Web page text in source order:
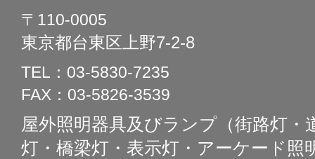
〒110-0005
東京都台東区上野7-2-8
TEL：03-5830-7235
FAX：03-5826-3539
屋外照明器具及びランプ（街路灯・
灯・橋梁灯・表示灯・アーケード照